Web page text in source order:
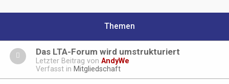
Themen
Das LTA-Forum wird umstrukturiert
Letzter Beitrag von AndyWe
Verfasst in Mitgliedschaft